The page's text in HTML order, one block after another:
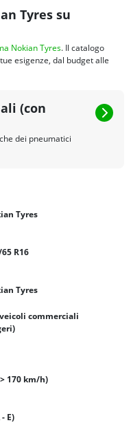
Tyres su
Nokian Tyres. Il catalogo
esigenze, dal budget alle
(con
dei pneumatici
Tyres
R16
Tyres
commerciali
170 km/h)
E)